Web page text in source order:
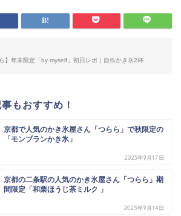
】年末限定「by myself」初日レポ｜自作かき氷2杯
もおすすめ！
京都で人気のかき氷屋さん「つらら」で秋限定の
「モンブランかき氷」
2023年9月17日
京都の二条駅の人気のかき氷屋さん「つらら」期
間限定「和栗ほうじ茶ミルク 」
2025年9月14日